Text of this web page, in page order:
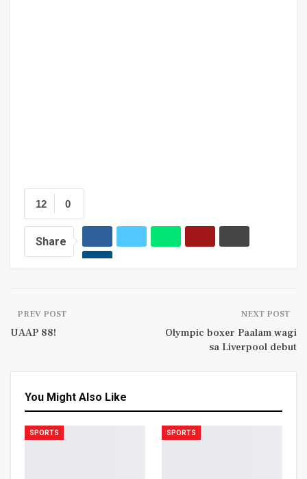
0
12
Share
PREV POST
UAAP 88!
NEXT POST
Olympic boxer Paalam wagi
sa Liverpool debut
You Might Also Like
SPORTS SPORTS